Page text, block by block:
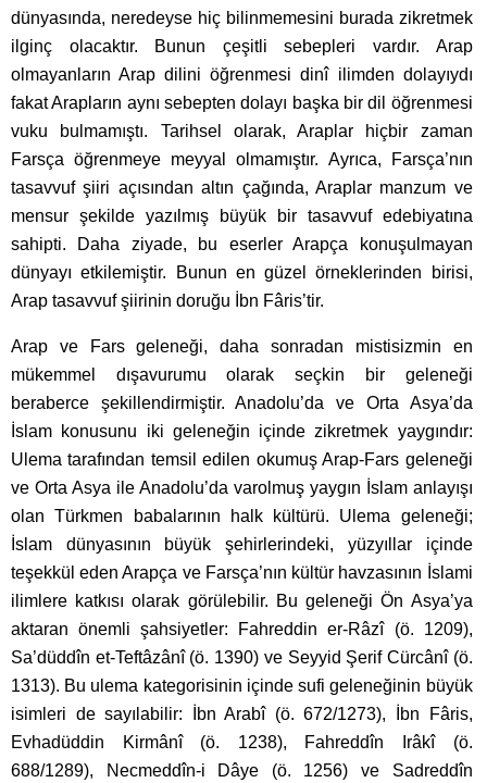
dünyasında, neredeyse hiç bilinmemesini burada zikretmek
ilginç olacaktır. Bunun çeşitli sebepleri vardır. Arap
olmayanların Arap dilini öğrenmesi dinî ilimden dolayıydı
fakat Arapların aynı sebepten dolayı başka bir dil öğrenmesi
vuku bulmamıştı. Tarihsel olarak, Araplar hiçbir zaman
Farsça öğrenmeye meyyal olmamıştır. Ayrıca, Farsça’nın
tasavvuf şiiri açısından altın çağında, Araplar manzum ve
mensur şekilde yazılmış büyük bir tasavvuf edebiyatına
sahipti. Daha ziyade, bu eserler Arapça konuşulmayan
dünyayı etkilemiştir. Bunun en güzel örneklerinden birisi,
Arap tasavvuf şiirinin doruğu İbn Fâris’tir.
Arap ve Fars geleneği, daha sonradan mistisizmin en
mükemmel dışavurumu olarak seçkin bir geleneği
beraberce şekillendirmiştir. Anadolu’da ve Orta Asya’da
İslam konusunu iki geleneğin içinde zikretmek yaygındır:
Ulema tarafından temsil edilen okumuş Arap-Fars geleneği
ve Orta Asya ile Anadolu’da varolmuş yaygın İslam anlayışı
olan Türkmen babalarının halk kültürü. Ulema geleneği;
İslam dünyasının büyük şehirlerindeki, yüzyıllar içinde
teşekkül eden Arapça ve Farsça’nın kültür havzasının İslami
ilimlere katkısı olarak görülebilir. Bu geleneği Ön Asya’ya
aktaran önemli şahsiyetler: Fahreddin er-Râzî (ö. 1209),
Sa’düddîn et-Teftâzânî (ö. 1390) ve Seyyid Şerif Cürcânî (ö.
1313). Bu ulema kategorisinin içinde sufi geleneğinin büyük
isimleri de sayılabilir: İbn Arabî (ö. 672/1273), İbn Fâris,
Evhadüddin Kirmânî (ö. 1238), Fahreddîn Irâkî (ö.
688/1289), Necmeddîn-i Dâye (ö. 1256) ve Sadreddîn